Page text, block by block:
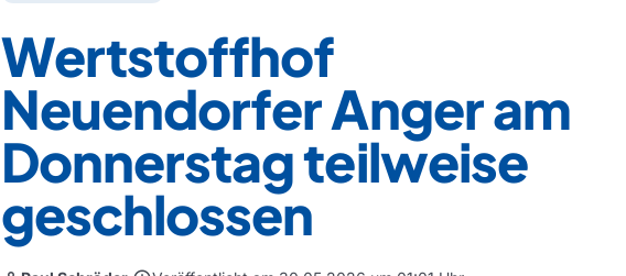
Wertstoffhof
Neuendorfer Anger am
Donnerstag teilweise
geschlossen